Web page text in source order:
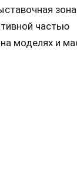
частью
моделях и